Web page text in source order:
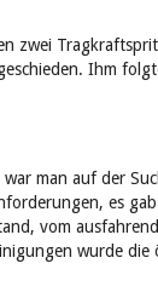
zwei
Ihm
war man auf der
es
vom
wurde